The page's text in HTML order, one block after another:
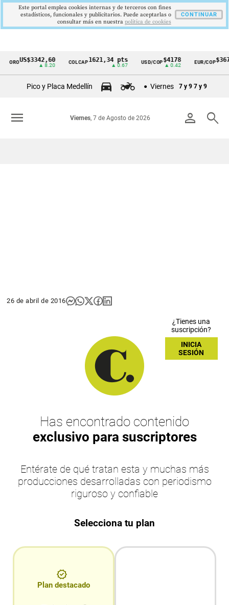
Cintillo
Colombia
OROUS$3342,60
▲ 8.20
COLCAP1621,34 pts
▲ 0.67
USD/COP$4178
▲ 0.42
EUR/COP$3672
Pico y Placa Medellín Viernes 7 y 9 7 y 9
person search
Viernes, 7 de Agosto de 2026
menu
26 de abril de 2016
¿Tienes una
suscripción?
INICIA
SESIÓN
Has encontrado contenido
exclusivo para suscriptores
Entérate de qué tratan esta y muchas más
producciones desarrolladas con periodismo
riguroso y confiable
Selecciona tu plan
Plan destacado
Este portal emplea cookies internas y de terceros con fines
estadísticos, funcionales y publicitarios. Puede aceptarlas o
consultar más en nuestra politica de cookies
CONTINUAR